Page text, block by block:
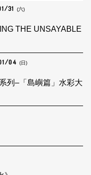
31 (六)
THE UNSAYABLE
04 (日)
列–「島嶼篇」水彩大